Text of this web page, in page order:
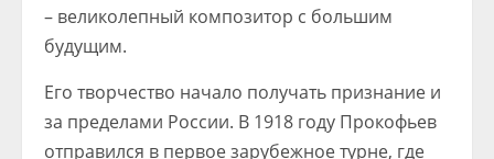
– великолепный композитор с большим
будущим.
Его творчество начало получать признание и
за пределами России. В 1918 году Прокофьев
отправился в первое зарубежное турне, где